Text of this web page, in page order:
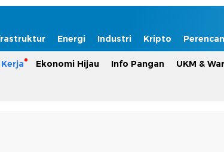
Energi Industri Kripto
Ekonomi Hijau Info Pangan UKM &